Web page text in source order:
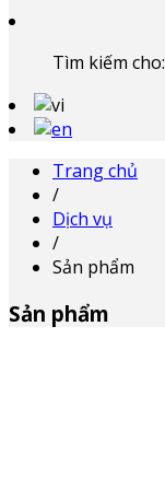
Tìm kiếm cho:
Trang chủ
/
Dịch vụ
/
Sản phẩm
Sản phẩm